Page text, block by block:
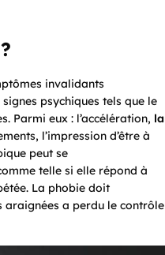
invalidants
psychiques tels que le
Parmi eux : l’accélération, la
l’impression d’être à
peut se
telle si elle répond à
La phobie doit
a perdu le contrôle